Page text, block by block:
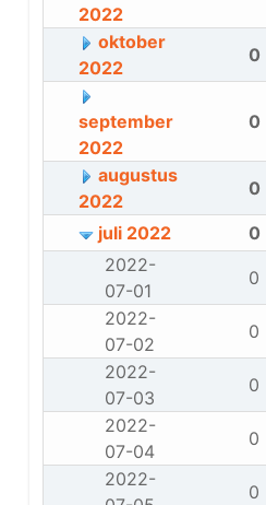
2022
oktober
2022
0
september
2022
0
augustus
2022
0
juli 2022 0
2022-
07-01
0
2022-
07-02
0
2022-
07-03
0
2022-
07-04
0
2022-
0